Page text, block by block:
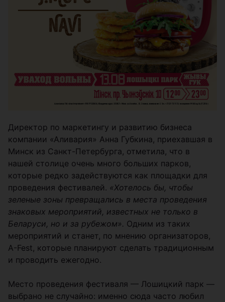
Директор по маркетингу и развитию бизнеса
компании «Аливария» Анна Губкина, приехавшая в
Минск из Санкт-Петербурга, отметила, что в
нашей столице очень много больших парков,
которые редко задействуются как площадки для
проведения фестивалей. «Хотелось бы, чтобы
зеленые зоны превращались в места проведения
знаковых мероприятий, известных не только в
Беларуси, но и за рубежом». Одним из таких
мероприятий и станет, по мнению организаторов,
A-Fest, которые планируют сделать традиционным
и проводить ежегодно.
Место проведения фестиваля — Лошицкий парк —
выбрано не случайно: именно сюда часто любил